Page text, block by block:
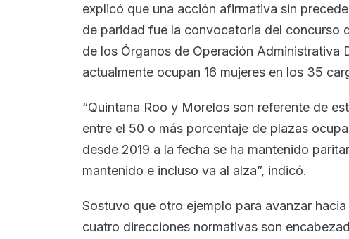
explicó que una acción afirmativa sin
de paridad fue la convocatoria del concurso
de los Órganos de Operación Administrativa
actualmente ocupan 16 mujeres en los 35
“Quintana Roo y Morelos son referente de
entre el 50 o más porcentaje de plazas
desde 2019 a la fecha se ha mantenido
mantenido e incluso va al alza”, indicó.
Sostuvo que otro ejemplo para avanzar
cuatro direcciones normativas son